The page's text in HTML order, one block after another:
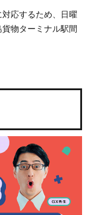
応するため、日曜
物ターミナル駅間